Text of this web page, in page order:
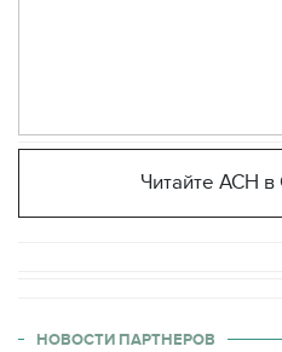
Читайте АСН
НОВОСТИ ПАРТНЕРОВ